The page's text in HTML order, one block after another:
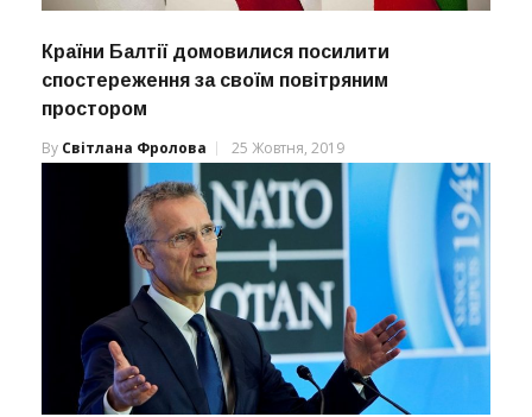
Країни Балтії домовилися посилити
спостереження за своїм повітряним
простором
By Світлана Фролова 25 Жовтня, 2019